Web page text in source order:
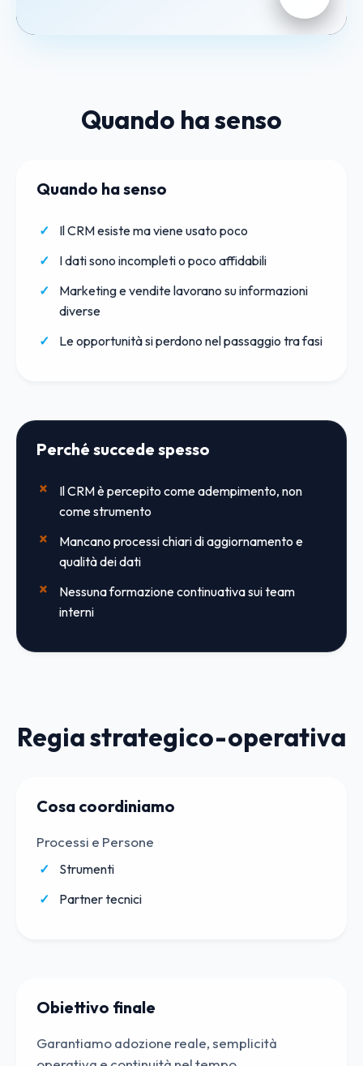
Quando ha senso
Quando ha senso
Il CRM esiste ma viene usato poco
I dati sono incompleti o poco affidabili
Marketing e vendite lavorano su informazioni
diverse
Le opportunità si perdono nel passaggio tra fasi
Perché succede spesso
Il CRM è percepito come adempimento, non
come strumento
Mancano processi chiari di aggiornamento e
qualità dei dati
Nessuna formazione continuativa sui team
interni
Regia strategico-operativa
Cosa coordiniamo
Processi e Persone
Strumenti
Partner tecnici
Obiettivo finale
Garantiamo adozione reale, semplicità